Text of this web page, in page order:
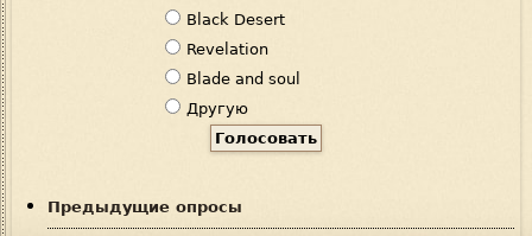
а
н
т
ы
Black Desert
Revelation
Blade and soul
Другую
Предыдущие опросы